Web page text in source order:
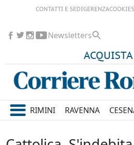
CONTATTI E SEDIGERENZA
ACQUISTA
Newsletters
RIMINI RAVENNA